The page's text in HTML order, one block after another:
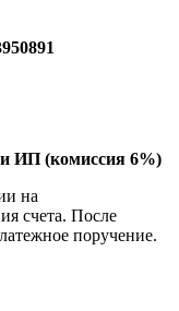
ИП (комиссия 6%)
на
счета. После
поручение.